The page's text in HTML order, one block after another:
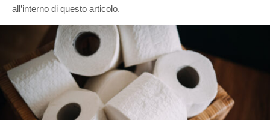
all’interno di questo articolo.